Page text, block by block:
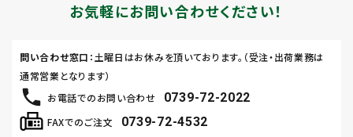
お気軽にお問い合わせください！
お電話でのお問い合わせ 0739-72-2022
FAXでのご注文 0739-72-4532
問い合わせ窓口 ：土曜日はお休みを頂いております。（受注・出荷業務は
通常営業となります）